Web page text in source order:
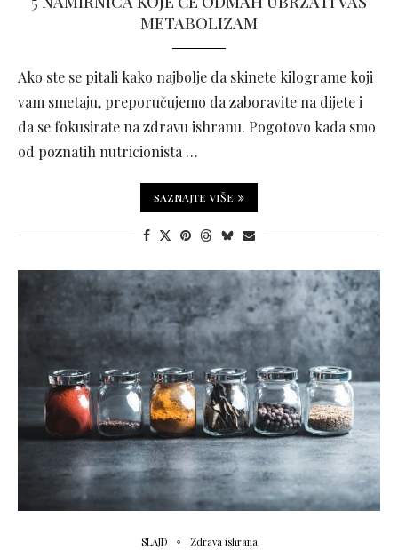
METABOLIZAM
Ako ste se pitali kako najbolje da skinete kilograme koji
vam smetaju, preporučujemo da zaboravite na dijete i
da se fokusirate na zdravu ishranu. Pogotovo kada smo
od poznatih nutricionista …
SAZNAJTE VIŠE
SLAJD Zdrava ishrana